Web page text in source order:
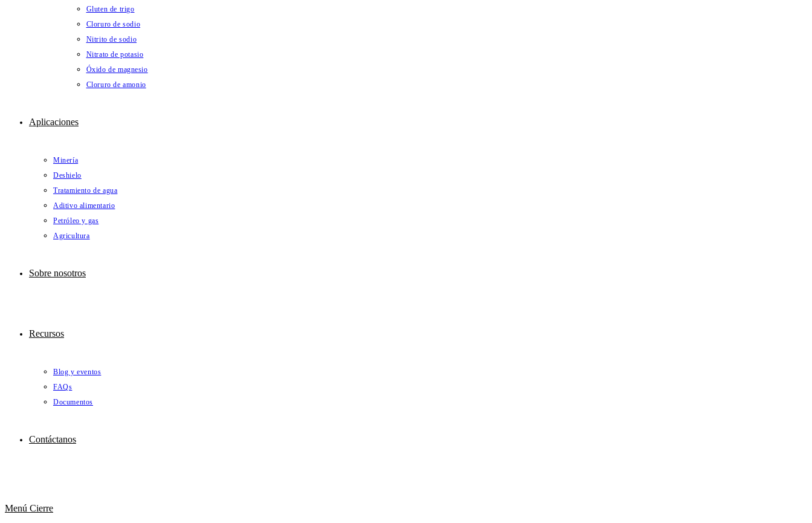
Gluten de trigo
Cloruro de sodio
Nitrito de sodio
Nitrato de potasio
Óxido de magnesio
Cloruro de amonio
Aplicaciones
Minería
Deshielo
Tratamiento de agua
Aditivo alimentario
Petróleo y gas
Agricultura
Sobre nosotros
Recursos
Blog y eventos
FAQs
Documentos
Contáctanos
Menú Cierre